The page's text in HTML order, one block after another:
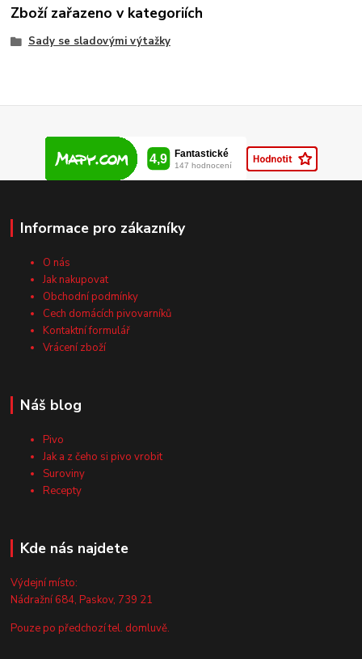
Zboží zařazeno v kategoriích
Sady se sladovými výtažky
Informace pro zákazníky
O nás
Jak nakupovat
Obchodní podmínky
Cech domácích pivovarníků
Kontaktní formulář
Vrácení zboží
Náš blog
Pivo
Jak a z čeho si pivo vrobit
Suroviny
Recepty
Kde nás najdete
Výdejní místo:
Nádražní 684, Paskov, 739 21
Pouze po předchozí tel. domluvě.